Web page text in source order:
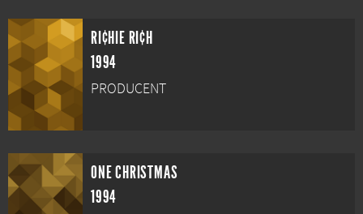
RI¢HIE RI¢H
1994
PRODUCENT
ONE CHRISTMAS
1994